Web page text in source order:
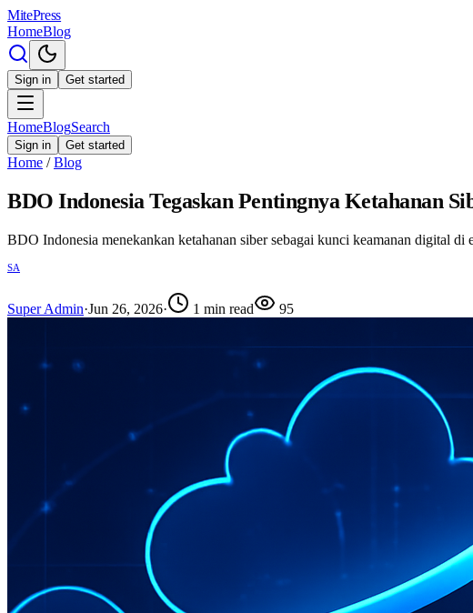
MitePress
HomeBlog
Sign in Get started
HomeBlogSearch
Sign in Get started
Home / Blog
BDO Indonesia Tegaskan Pentingnya Ketahanan
BDO Indonesia menekankan ketahanan siber sebagai kunci keamanan digital di
SA
Super Admin·Jun 26, 2026· 1 min read 95